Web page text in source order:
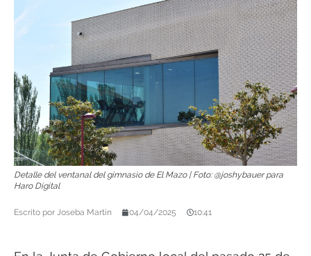
Detalle del ventanal del gimnasio de El Mazo | Foto: @joshybauer para
Haro Digital
Escrito por Joseba Martín 04/04/2025 10:41